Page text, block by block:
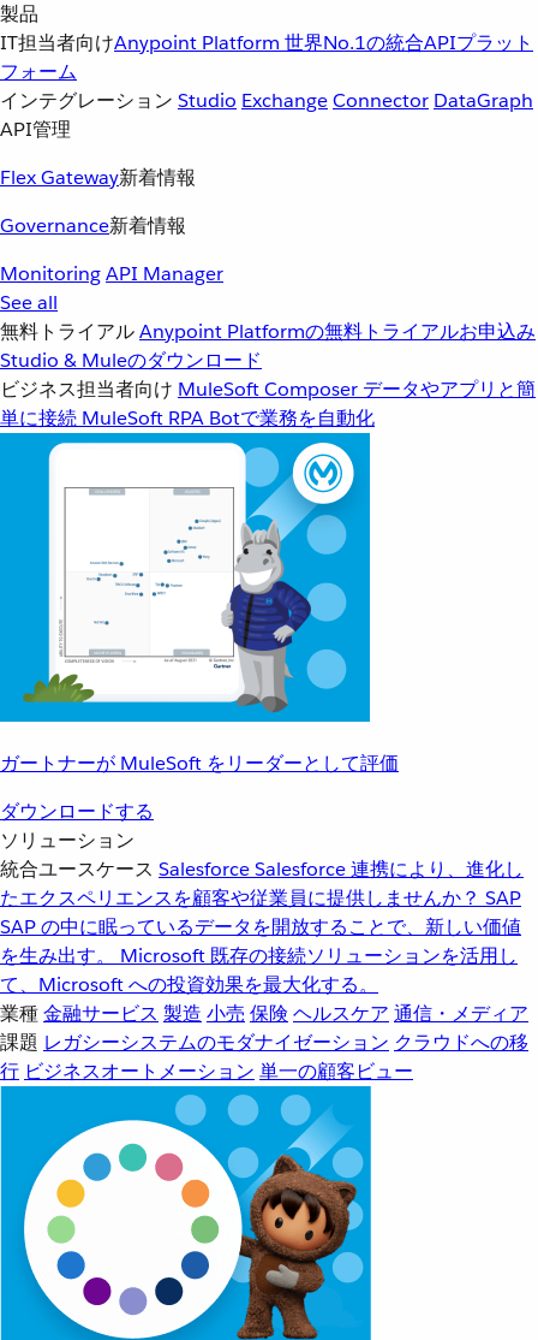
製品
IT担当者向けAnypoint Platform 世界No.1の統合APIプラット
フォーム
インテグレーション Studio ExchangeConnector DataGraph
API管理
Flex Gateway新着情報
Governance新着情報
MonitoringAPI Manager
See all
無料トライアルAnypoint Platformの無料トライアルお申込み
Studio & Muleのダウンロード
ビジネス担当者向け MuleSoft Composer データやアプリと簡
単に接続 MuleSoft RPA Botで業務を自動化
ガートナーが MuleSoft をリーダーとして評価
ダウンロードする
ソリューション
統合ユースケース SalesforceSalesforce 連携により、進化し
たエクスペリエンスを顧客や従業員に提供しませんか？ SAP
SAP の中に眠っているデータを開放することで、新しい価値
を生み出す。
Microsoft 既存の接続ソリューションを活用し
て、Microsoft への投資効果を最大化する。
業種金融サービス 製造 小売 保険 ヘルスケア 通信・メディア
課題 レガシーシステムのモダナイゼーション クラウドへの移
行 ビジネスオートメーション 単一の顧客ビュー